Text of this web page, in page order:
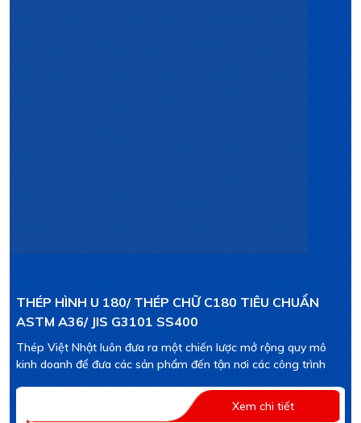
THÉP HÌNH U 180/ THÉP CHỮ C180 TIÊU CHUẨN
ASTM A36/ JIS G3101 SS400
Thép Việt Nhật luôn đưa ra một chiến lược mở rộng quy mô
kinh doanh để đưa các sản phẩm đến tận nơi các công trình
Xem chi tiết